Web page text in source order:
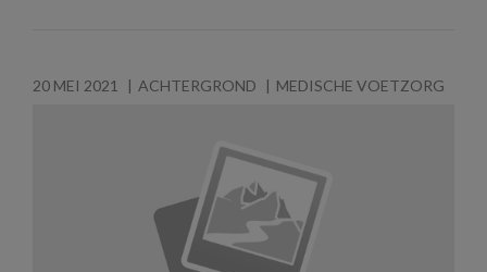
20 MEI 2021 ACHTERGROND MEDISCHE VOETZORG